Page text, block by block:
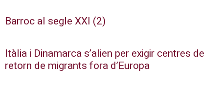
Barroc al segle XXI (2)
Itàlia i Dinamarca s’alien per exigir centres de
retorn de migrants fora d’Europa